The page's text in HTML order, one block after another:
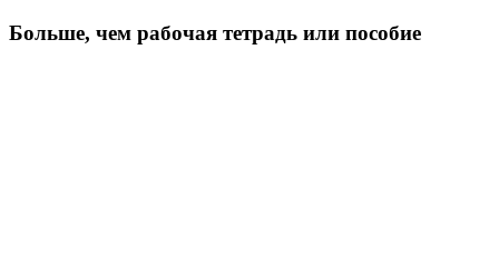
Больше, чем рабочая тетрадь или пособие